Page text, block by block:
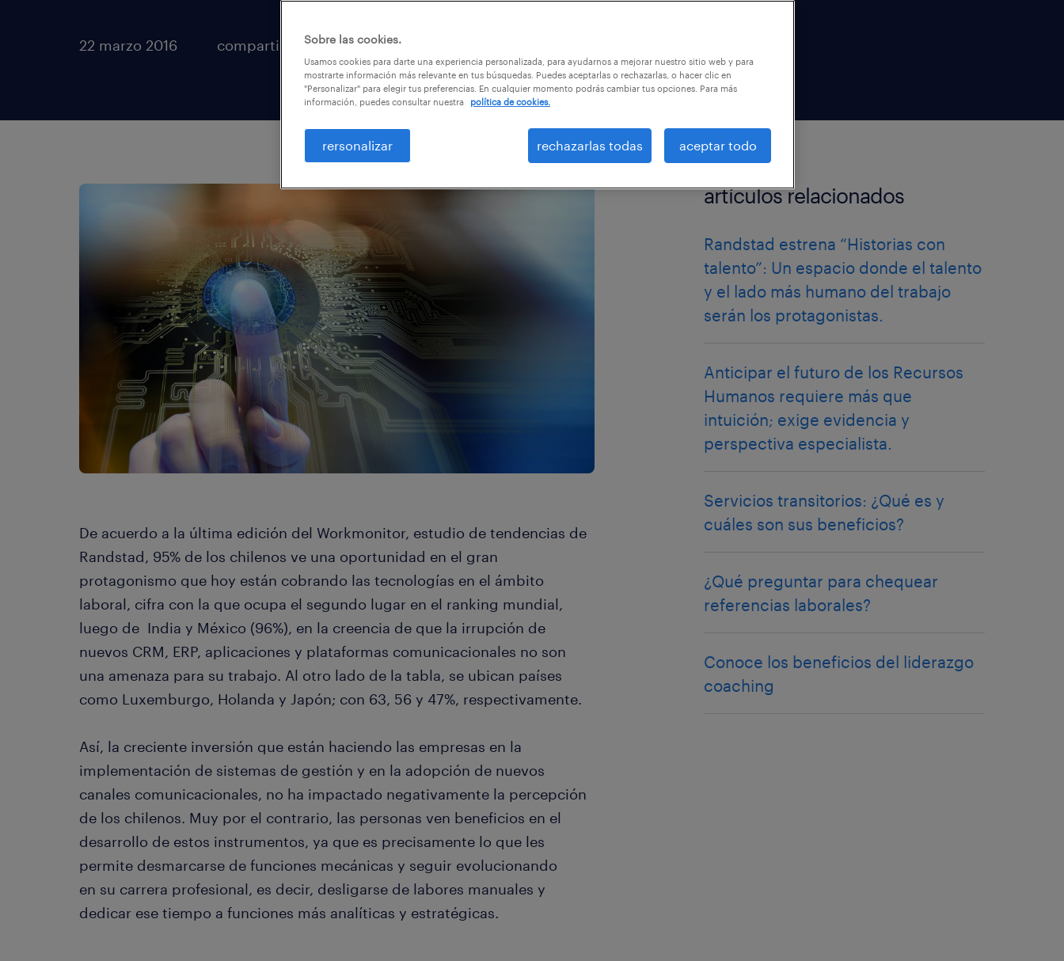
22 marzo 2016 compartir artículos
De acuerdo a la última edición del Workmonitor, estudio de tendencias de
Randstad, 95% de los chilenos ve una oportunidad en el gran
protagonismo que hoy están cobrando las tecnologías en el ámbito
laboral, cifra con la que ocupa el segundo lugar en el ranking mundial,
luego de India y México (96%), en la creencia de que la irrupción de
nuevos CRM, ERP, aplicaciones y plataformas comunicacionales no son
una amenaza para su trabajo. Al otro lado de la tabla, se ubican países
como Luxemburgo, Holanda y Japón; con 63, 56 y 47%, respectivamente.
Así, la creciente inversión que están haciendo las empresas en la
implementación de sistemas de gestión y en la adopción de nuevos
canales comunicacionales, no ha impactado negativamente la percepción
de los chilenos. Muy por el contrario, las personas ven beneficios en el
desarrollo de estos instrumentos, ya que es precisamente lo que les
permite desmarcarse de funciones mecánicas y seguir evolucionando
en su carrera profesional, es decir, desligarse de labores manuales y
dedicar ese tiempo a funciones más analíticas y estratégicas.
artículos relacionados
Randstad estrena “Historias con
talento”: Un espacio donde el talento
y el lado más humano del trabajo
serán los protagonistas.
Anticipar el futuro de los Recursos
Humanos requiere más que
intuición; exige evidencia y
perspectiva especialista.
Servicios transitorios: ¿Qué es y
cuáles son sus beneficios?
¿Qué preguntar para chequear
referencias laborales?
Conoce los beneficios del liderazgo
coaching
Sobre las cookies.
Usamos cookies para darte una experiencia personalizada, para ayudarnos a mejorar nuestro sitio web y para
mostrarte información más relevante en tus búsquedas. Puedes aceptarlas o rechazarlas, o hacer clic en
"Personalizar" para elegir tus preferencias. En cualquier momento podrás cambiar tus opciones. Para más
información, puedes consultar nuestra
política de cookies.
rersonalizar rechazarlas todas aceptar todo